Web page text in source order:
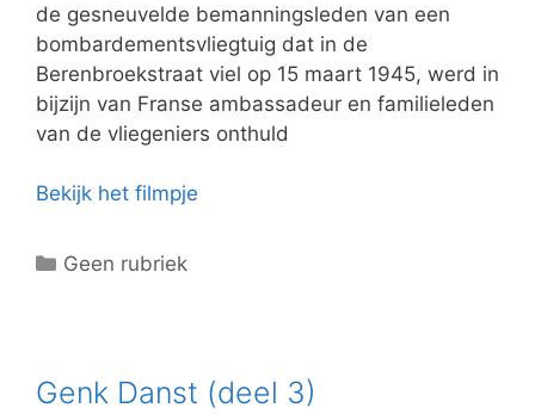
de gesneuvelde bemanningsleden van een
bombardementsvliegtuig dat in de
Berenbroekstraat viel op 15 maart 1945, werd in
bijzijn van Franse ambassadeur en familieleden
van de vliegeniers onthuld
Bekijk het filmpje
C
g
Geen rubriek
Genk Danst (deel 3)